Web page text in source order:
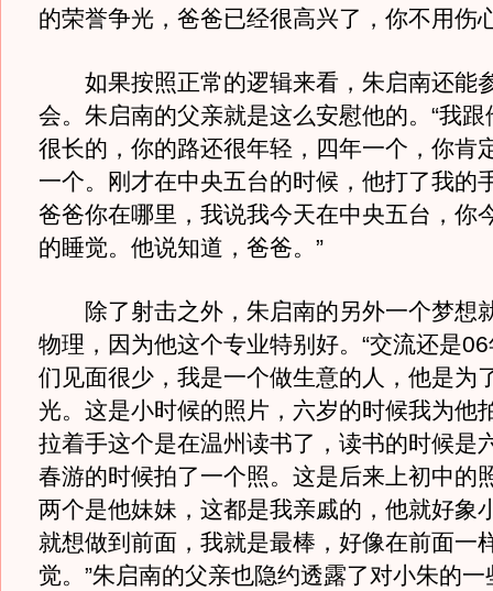
的荣誉争光，爸爸已经很高兴了，你不用伤
如果按照正常的逻辑来看，朱启南还能
会。朱启南的父亲就是这么安慰他的。“我
很长的，你的路还很年轻，四年一个，你肯
一个。刚才在中央五台的时候，他打了我的
爸爸你在哪里，我说我今天在中央五台，你
的睡觉。他说知道，爸爸。”
除了射击之外，朱启南的另外一个梦想
物理，因为他这个专业特别好。“交流还是
们见面很少，我是一个做生意的人，他是为
光。这是小时候的照片，六岁的时候我为他
拉着手这个是在温州读书了，读书的时候是
春游的时候拍了一个照。这是后来上初中的
两个是他妹妹，这都是我亲戚的，他就好象
就想做到前面，我就是最棒，好像在前面一
觉。”朱启南的父亲也隐约透露了对小朱的一